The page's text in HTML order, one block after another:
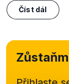
Číst dál